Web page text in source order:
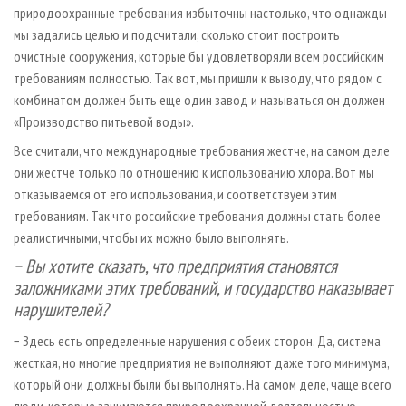
природоохранные требования избыточны настолько, что однажды
мы задались целью и подсчитали, сколько стоит построить
очистные сооружения, которые бы удовлетворяли всем российским
требованиям полностью. Так вот, мы пришли к выводу, что рядом с
комбинатом должен быть еще один завод и называться он должен
«Производство питьевой воды».
Все считали, что международные требования жестче, на самом деле
они жестче только по отношению к использованию хлора. Вот мы
отказываемся от его использования, и соответствуем этим
требованиям. Так что российские требования должны стать более
реалистичными, чтобы их можно было выполнять.
− Вы хотите сказать, что предприятия становятся
заложниками этих требований, и государство наказывает
нарушителей?
− Здесь есть определенные нарушения с обеих сторон. Да, система
жесткая, но многие предприятия не выполняют даже того минимума,
который они должны были бы выполнять. На самом деле, чаще всего